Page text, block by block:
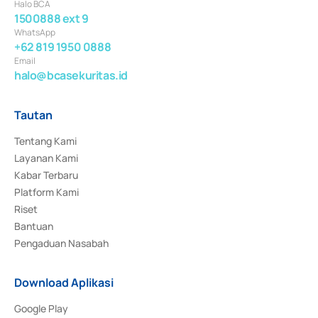
Halo BCA
1500888 ext 9
WhatsApp
+62 819 1950 0888
Email
halo@bcasekuritas.id
Tautan
Tentang Kami
Layanan Kami
Kabar Terbaru
Platform Kami
Riset
Bantuan
Pengaduan Nasabah
Download Aplikasi
Google Play